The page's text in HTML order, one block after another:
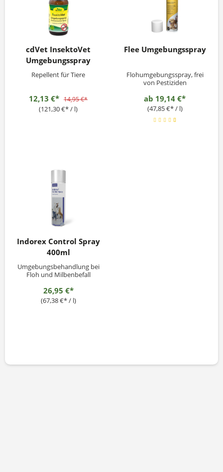
cdVet InsektoVet
Umgebungsspray
Repellent für Tiere
12,13 €* 14,95 €*
(121,30 €* / l)
Flee Umgebungsspray
Flohumgebungsspray, frei
von Pestiziden
ab 19,14 €*
(47,85 €* / l)
Indorex Control Spray
400ml
Umgebungsbehandlung bei
Floh und Milbenbefall
26,95 €*
(67,38 €* / l)